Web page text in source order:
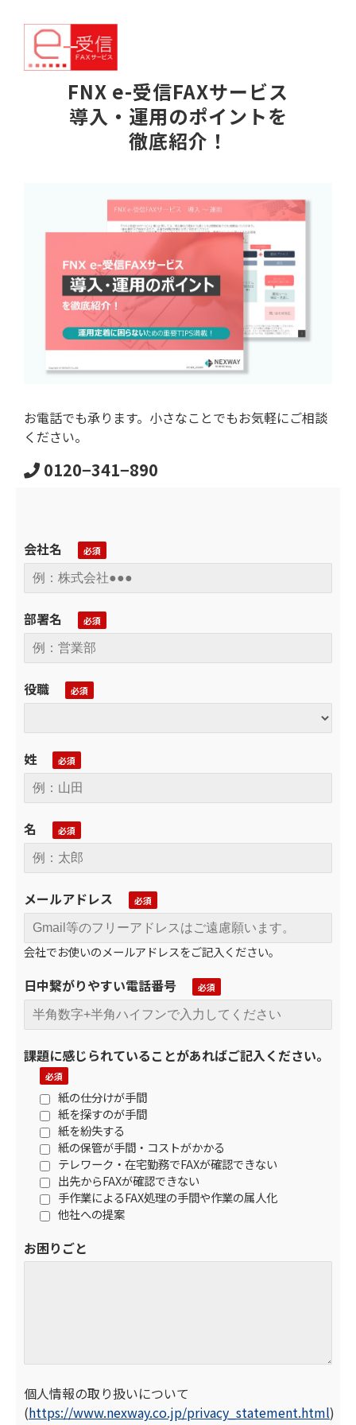
FNX e-受信FAXサービス
導入・運用のポイントを
徹底紹介！
お電話でも承ります。小さなことでもお気軽にご相談
ください。
0120−341−890
会社名
部署名
役職
姓
名
メールアドレス
会社でお使いのメールアドレスをご記入ください。
日中繋がりやすい電話番号
課題に感じられていることがあればご記入ください。
紙の仕分けが手間
紙を探すのが手間
紙を紛失する
紙の保管が手間・コストがかかる
テレワーク・在宅勤務でFAXが確認できない
出先からFAXが確認できない
手作業によるFAX処理の手間や作業の属人化
他社への提案
お困りごと
個人情報の取り扱いについて
(https://www.nexway.co.jp/privacy_statement.html)